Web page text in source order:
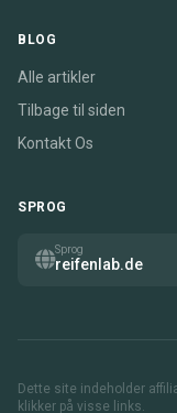
BLOG
Alle artikler
Tilbage til siden
Kontakt Os
SPROG
Sprog
reifenlab.de
Dette site indeholder
klikker på visse links.